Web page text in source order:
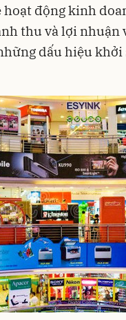
động kinh
thu và lợi nhuận
dấu hiệu khởi